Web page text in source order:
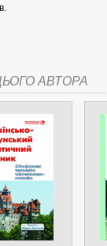
ГІПЕРІОН
АВТОРА